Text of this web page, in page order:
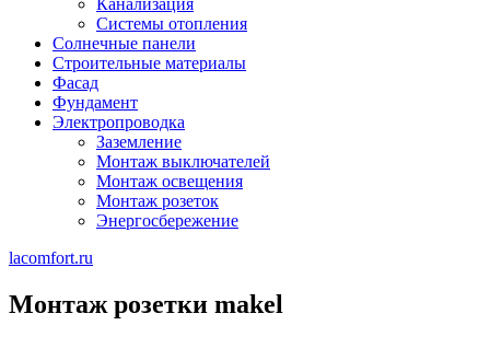
Канализация
Системы отопления
Солнечные панели
Строительные материалы
Фасад
Фундамент
Электропроводка
Заземление
Монтаж выключателей
Монтаж освещения
Монтаж розеток
Энергосбережение
lacomfort.ru
Монтаж розетки makel